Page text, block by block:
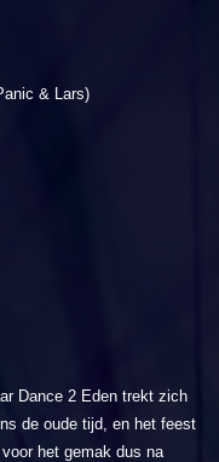
& Lars)
Dance 2 Eden trekt zich
de oude tijd, en het feest
het gemak dus na